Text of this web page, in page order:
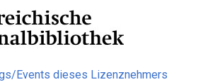
Events dieses Lizenznehmers